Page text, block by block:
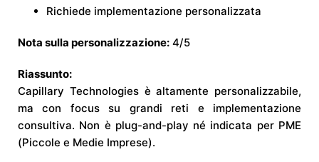
Richiede implementazione personalizzata
Nota sulla personalizzazione: 4/5
Riassunto:
Capillary Technologies è altamente personalizzabile,
ma con focus su grandi reti e implementazione
consultiva. Non è plug-and-play né indicata per PME
(Piccole e Medie Imprese).